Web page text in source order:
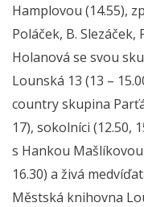
Hamplovou (14.55),
Poláček, B. Slezáček,
Holanová se svou
Lounská 13 (13 –
country skupina
17), sokolníci (12.50,
s Hankou Mašlíkovou
16.30) a živá
Městská knihovna